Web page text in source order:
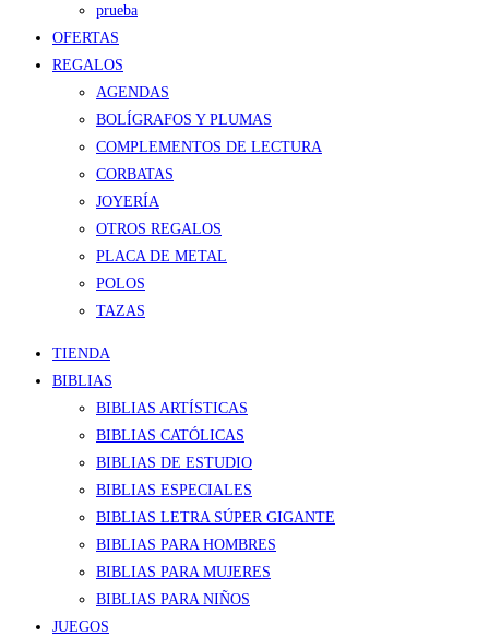
prueba
OFERTAS
REGALOS
AGENDAS
BOLÍGRAFOS Y PLUMAS
COMPLEMENTOS DE LECTURA
CORBATAS
JOYERÍA
OTROS REGALOS
PLACA DE METAL
POLOS
TAZAS
TIENDA
BIBLIAS
BIBLIAS ARTÍSTICAS
BIBLIAS CATÓLICAS
BIBLIAS DE ESTUDIO
BIBLIAS ESPECIALES
BIBLIAS LETRA SÚPER GIGANTE
BIBLIAS PARA HOMBRES
BIBLIAS PARA MUJERES
BIBLIAS PARA NIÑOS
JUEGOS